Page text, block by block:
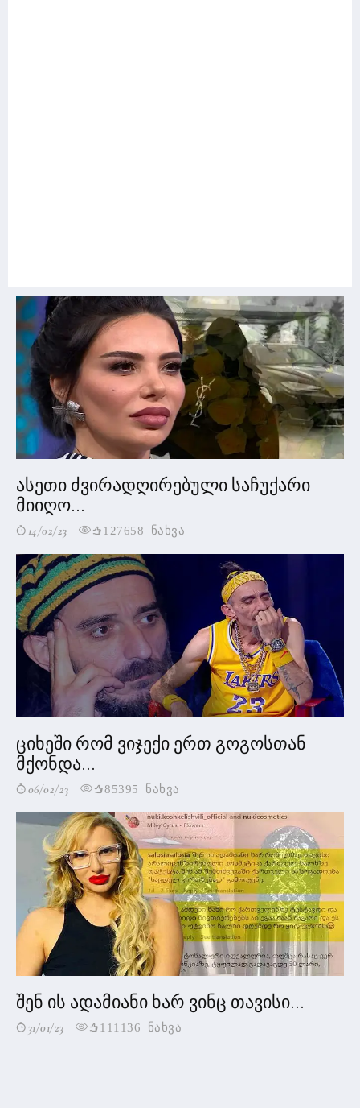
ასეთი ძვირადღირებული საჩუქარი
მიიღო...
14/02/23 127658 ნახვა
ციხეში რომ ვიჯექი ერთ გოგოსთან
მქონდა...
06/02/23 85395 ნახვა
შენ ის ადამიანი ხარ ვინც თავისი...
31/01/23 111136 ნახვა